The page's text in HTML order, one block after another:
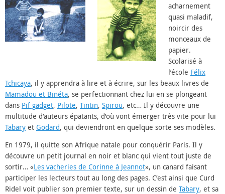
acharnement
quasi maladif,
noircir des
monceaux de
papier.
Scolarisé à
l’école Félix
Tchicaya, il y apprendra à lire et à écrire, sur les beaux livres de
Mamadou et Binéta, se perfectionnant chez lui en se plongeant
dans Pif gadget, Pilote, Tintin, Spirou, etc… Il y découvre une
multitude d’auteurs épatants, d’où vont émerger très vite pour lui
Tabary et Godard, qui deviendront en quelque sorte ses modèles.
En 1979, il quitte son Afrique natale pour conquérir Paris. Il y
découvre un petit journal en noir et blanc qui vient tout juste de
sortir… «Les vacheries de Corinne à Jeannot», un canard faisant
participer les lecteurs tout au long des pages. C’est ainsi que Curd
Ridel voit publier son premier texte, sur un dessin de Tabary, et sa